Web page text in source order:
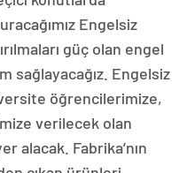
Engelsiz
güç olan engel
sağlayacağız. Engelsiz
öğrencilerimize,
verilecek olan
alacak. Fabrika’nın